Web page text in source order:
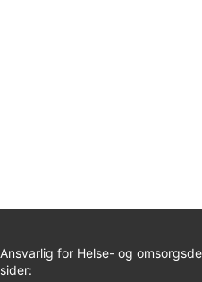
Ansvarlig for Helse- og
sider: